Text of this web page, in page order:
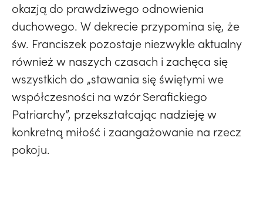
okazją do prawdziwego odnowienia
duchowego. W dekrecie przypomina się, że
św. Franciszek pozostaje niezwykle aktualny
również w naszych czasach i zachęca się
wszystkich do „stawania się świętymi we
współczesności na wzór Serafickiego
Patriarchy”, przekształcając nadzieję w
konkretną miłość i zaangażowanie na rzecz
pokoju.